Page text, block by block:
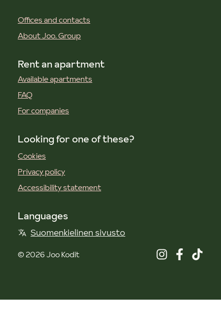
Offices and contacts
About Joo. Group
Rent an apartment
Available apartments
FAQ
For companies
Looking for one of these?
Cookies
Privacy policy
Accessibility statement
Languages
Suomenkielinen sivusto
©2026Joo Kodit